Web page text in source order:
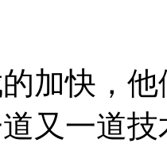
加快，
又一道